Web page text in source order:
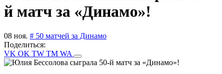
й матч за «Динамо»!
08 ноя. # 50 матчей за Динамо
Поделиться:
VK OK TW TM WA